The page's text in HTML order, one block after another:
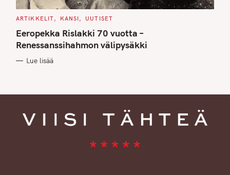
C
T
E
G
O
I
ARTIKKELIT KANSI UUTISET
Eeropekka Rislakki 70 vuotta –
Renessanssihahmon välipysäkki
Lue lisää